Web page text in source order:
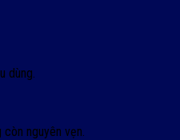
dùng.
nguyên vẹn.